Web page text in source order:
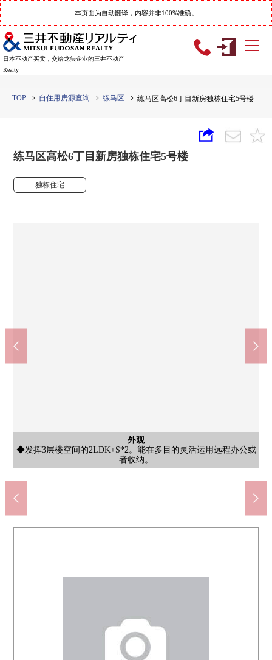
本页面为自动翻译，内容并非100%准确。
日本不动产买卖，交给龙头企业的三井不动产
Realty
TOP 自住用房源查询 练马区 练马区高松6丁目新房独栋住宅5号楼
练马区高松6丁目新房独栋住宅5号楼
独栋住宅
外观
◆发挥3层楼空间的2LDK+S*2。能在多目的灵活运用远程办公或
者收纳。
外观
◆被南侧阳台明亮地实现通风好的住空間。
外观
◆在约6.5张塌塌米西式房间设置步入式衣帽间。兼备了收纳力和
居住性。
外观
◆在约15.6张塌塌米LDK采用生活INN楼梯，家族的交流是自然和
出生的设计。
外观
◆也支持有停车位的(出自车型的)蜷曲者如果。
外观
◆有纵向分生活空间的只有3层楼才能做到的弛张的房型。
外观
◆对家务流迹线，也被考虑的容易使用的制订计划。
外观
◆是兼备充实的设备和功能性以及使用方便的新房独栋住宅。
含有前面道路的外观
◆根据有舒适的道路幅员，开放性的街景明亮地展开。
含有前面道路的外观
◆道路宽度被结实地确保，是无压迫感的居住环境。
含有前面道路的外观
◆周围是成熟稳重的住宅区。平稳的居住环境是魅力。
含有前面道路的外观
◆面向开放性的前面道路，身体感觉能在当地要面积。
含有前面道路的外观
◆前面道路的面积与众不同的舒适位于某一个街景的一角。
含有前面道路的外观
◆有前面道路约6.0m的舒适的位置。也容易做车的进出，有开放
感觉的居住环境是魅力。
ＯＫ土支田商店(约550m)
光之丘IMA(约1200m)
7-Eleven练马高松6丁目商店(约350m)
Welcia练马高松商店(约70m)
练马高松邮局(约240m)
练马区立北原小学(约450m)
练马区立谷原中学(约500m)
区立春天的风公园(约650m)